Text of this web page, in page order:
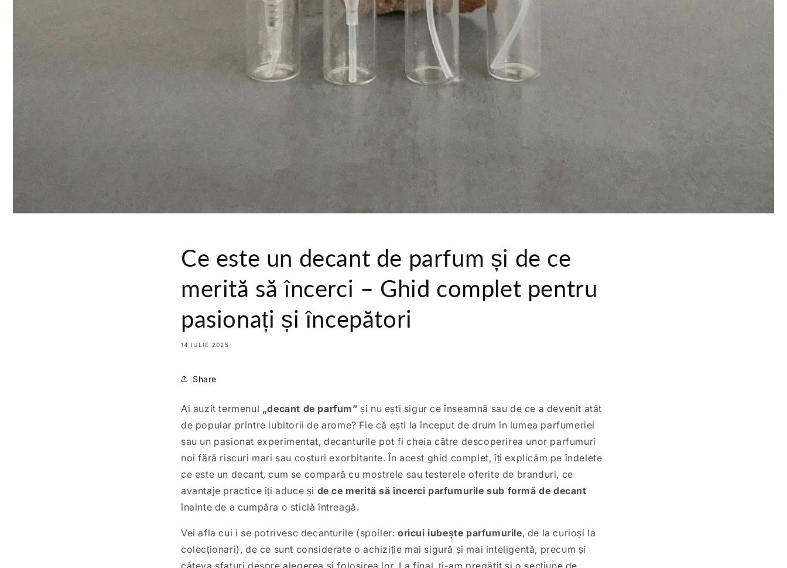
Ce este un decant de parfum și de ce
merită să încerci – Ghid complet pentru
pasionați și începători
14 IULIE 2025
Share
Ai auzit termenul „decant de parfum” și nu ești sigur ce înseamnă sau de ce a devenit atât
de popular printre iubitorii de arome? Fie că ești la început de drum în lumea parfumeriei
sau un pasionat experimentat, decanturile pot fi cheia către descoperirea unor parfumuri
noi fără riscuri mari sau costuri exorbitante. În acest ghid complet, îți explicăm pe îndelete
ce este un decant, cum se compară cu mostrele sau testerele oferite de branduri, ce
avantaje practice îți aduce și de ce merită să încerci parfumurile sub formă de decant
înainte de a cumpăra o sticlă întreagă.
Vei afla cui i se potrivesc decanturile (spoiler: oricui iubește parfumurile, de la curioși la
colecționari), de ce sunt considerate o achiziție mai sigură și mai inteligentă, precum și
câteva sfaturi despre alegerea și folosirea lor. La final, ți-am pregătit și o secțiune de